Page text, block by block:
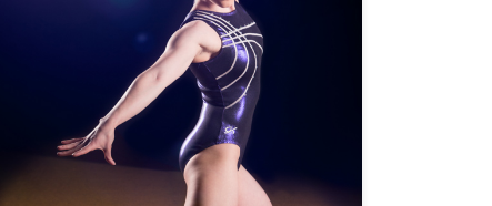
Endlich geklappt Ich wurde jetzt schon öfter nach
einem Video von einem Shooting gefragt. Leider hat
es bis jetzt noch nicht wirklich gepasst, dass ich
während einem Shooting die Kamera mitlaufen lassen
kann. Es ist eben nicht so einfach gleichzeitig zu
fotografieren und zu filmen
Bei einem Shooting mit